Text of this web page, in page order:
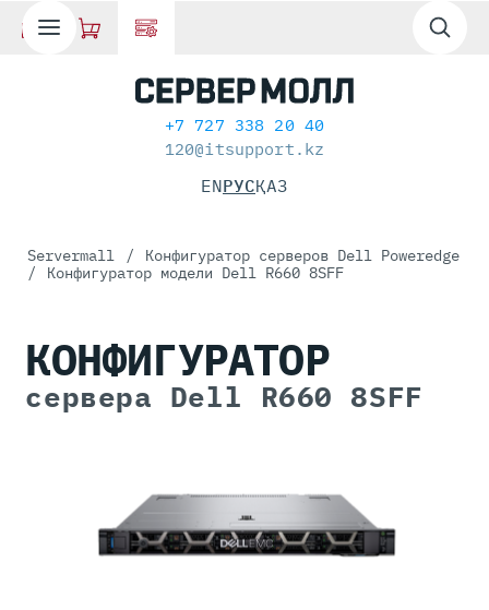
+7 727 338 20 40
120@itsupport.kz
ENРУСҚАЗ
Servermall /
Конфигуратор серверов Dell Poweredge
/
Конфигуратор модели Dell R660 8SFF
КОНФИГУРАТОР
сервера Dell R660 8SFF